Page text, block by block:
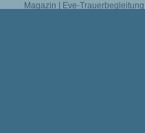
Magazin
Eve-Trauerbegleitung